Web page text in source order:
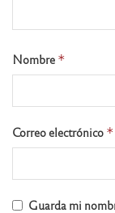
Nombre *
Correo electrónico *
Guarda mi